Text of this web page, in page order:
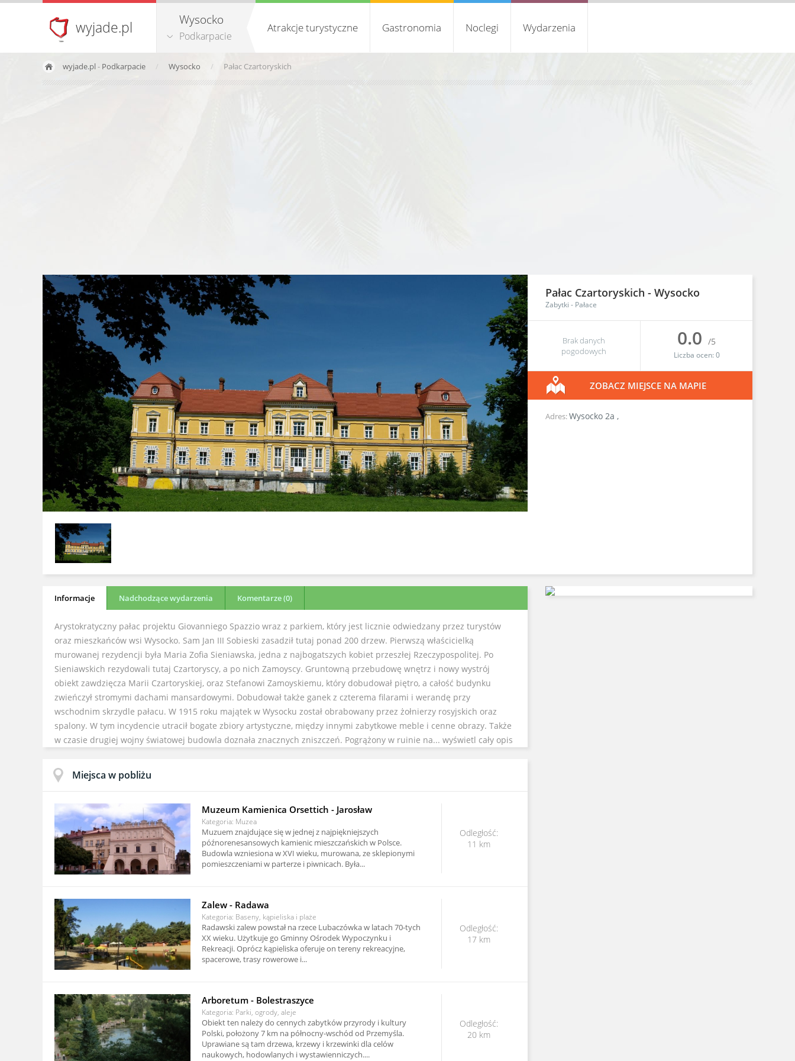
wyjade.pl Wysocko
Podkarpacie
Atrakcje turystyczne Gastronomia Noclegi Wydarzenia
wyjade.pl- Podkarpacie Wysocko Pałac Czartoryskich
Pałac Czartoryskich - Wysocko
Zabytki - Pałace
Brak danych
pogodowych
0.0 /5
Liczba ocen: 0
ZOBACZ MIEJSCE NA MAPIE
Adres:Wysocko 2a ,
Informacje Nadchodzące wydarzenia Komentarze (0)
Arystokratyczny pałac projektu Giovanniego Spazzio wraz z parkiem, który jest licznie odwiedzany przez turystów
oraz mieszkańców wsi Wysocko. Sam Jan III Sobieski zasadził tutaj ponad 200 drzew. Pierwszą właścicielką
murowanej rezydencji była Maria Zofia Sieniawska, jedna z najbogatszych kobiet przeszłej Rzeczypospolitej. Po
Sieniawskich rezydowali tutaj Czartoryscy, a po nich Zamoyscy. Gruntowną przebudowę wnętrz i nowy wystrój
obiekt zawdzięcza Marii Czartoryskiej, oraz Stefanowi Zamoyskiemu, który dobudował piętro, a całość budynku
zwieńczył stromymi dachami mansardowymi. Dobudował także ganek z czterema filarami i werandę przy
wschodnim skrzydle pałacu. W 1915 roku majątek w Wysocku został obrabowany przez żołnierzy rosyjskich oraz
spalony. W tym incydencie utracił bogate zbiory artystyczne, między innymi zabytkowe meble i cenne obrazy. Także
w czasie drugiej wojny światowej budowla doznała znacznych zniszczeń. Pogrążony w ruinie na... wyświetl cały opis
Miejsca w pobliżu
Muzeum Kamienica Orsettich - Jarosław
Kategoria: Muzea
Muzuem znajdujące się w jednej z najpiękniejszych
późnorenesansowych kamienic mieszczańskich w Polsce.
Budowla wzniesiona w XVI wieku, murowana, ze sklepionymi
pomieszczeniami w parterze i piwnicach. Była...
Odległość:
11 km
Zalew - Radawa
Kategoria: Baseny, kąpieliska i plaże
Radawski zalew powstał na rzece Lubaczówka w latach 70-tych
XX wieku. Użytkuje go Gminny Ośrodek Wypoczynku i
Rekreacji. Oprócz kąpieliska oferuje on tereny rekreacyjne,
spacerowe, trasy rowerowe i...
Odległość:
17 km
Arboretum - Bolestraszyce
Kategoria: Parki, ogrody, aleje
Obiekt ten należy do cennych zabytków przyrody i kultury
Polski, położony 7 km na północny-wschód od Przemyśla.
Uprawiane są tam drzewa, krzewy i krzewinki dla celów
naukowych, hodowlanych i wystawienniczych....
Odległość:
20 km